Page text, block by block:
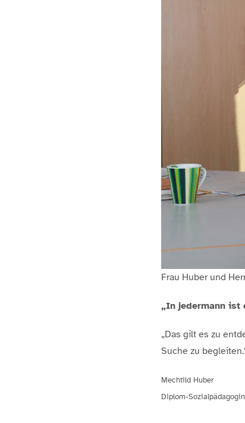
Frau Huber und
„In jedermann ist
„Das gilt es zu
Suche zu
Mechtild Huber
Diplom-